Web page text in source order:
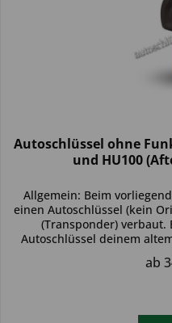
Autoschlüssel ohne
und HU100
Allgemein: Beim
einen Autoschlüssel (kein
(Transponder)
Autoschlüssel deinem
ab